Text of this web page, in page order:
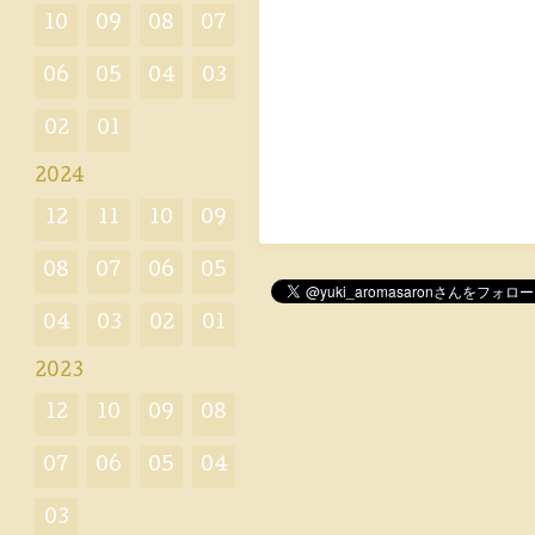
10 09 08 07
06 05 04 03
02 01
2024
12 11 10 09
08 07 06 05
04 03 02 01
2023
12 10 09 08
07 06 05 04
03